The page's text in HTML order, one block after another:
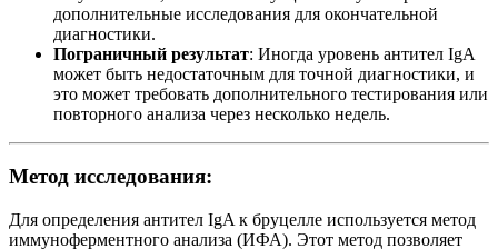
дополнительные исследования для окончательной
диагностики.
Пограничный результат: Иногда уровень антител IgA
может быть недостаточным для точной диагностики, и
это может требовать дополнительного тестирования или
повторного анализа через несколько недель.
Метод исследования:
Для определения антител IgA к бруцелле используется метод
иммуноферментного анализа (ИФА). Этот метод позволяет